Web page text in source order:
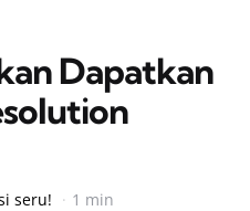
Dapatkan
seru! 1 min